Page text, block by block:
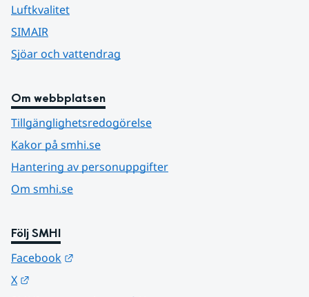
Luftkvalitet
SIMAIR
Sjöar och vattendrag
Om webbplatsen
Tillgänglighetsredogörelse
Kakor på smhi.se
Hantering av personuppgifter
Om smhi.se
Följ SMHI
Facebook
X